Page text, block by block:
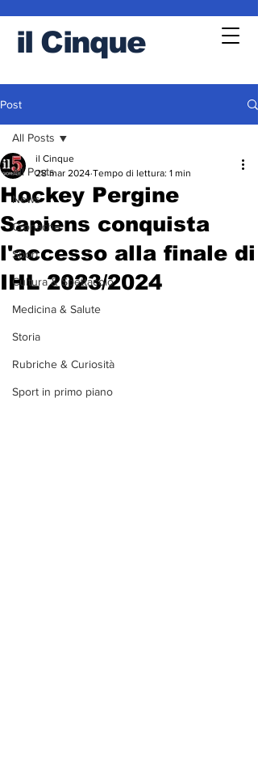
il Cinque
Post
All Posts
News
Cronache
Sport
Cultura & Spettacolo
Medicina & Salute
Storia
Rubriche & Curiosità
Sport in primo piano
All Posts
Hockey Pergine
Sapiens conquista
l'accesso alla finale di
IHL 2023/2024
il Cinque
28 mar 2024 Tempo di lettura: 1 min